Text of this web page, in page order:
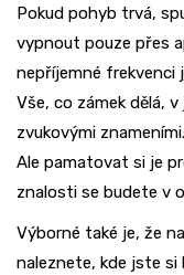
Pokud pohyb trvá,
vypnout pouze přes
nepříjemné frekvenci
Vše, co zámek dělá,
zvukovými
Ale pamatovat si je
znalosti se budete v
Výborné také je, že
naleznete, kde jste si